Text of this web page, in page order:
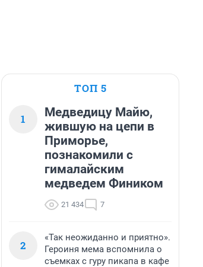
ТОП 5
1
Медведицу Майю,
жившую на цепи в
Приморье,
познакомили с
гималайским
медведем Фиником
21 434 7
2
«Так неожиданно и приятно».
Героиня мема вспомнила о
съемках с гуру пикапа в кафе